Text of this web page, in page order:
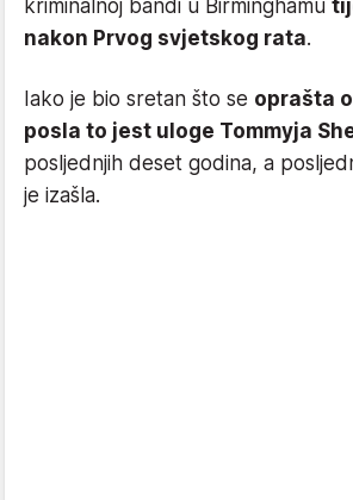
kriminalnoj bandi u Birminghamu
nakon Prvog svjetskog rata.
Iako je bio sretan što se oprašta
posla to jest uloge Tommyja
posljednjih deset godina, a
je izašla.